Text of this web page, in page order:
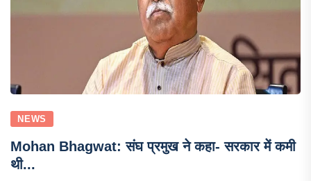
NEWS
Mohan Bhagwat: संघ प्रमुख ने कहा- सरकार में कमी
थी...